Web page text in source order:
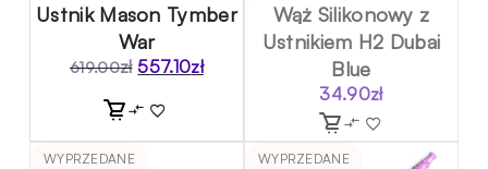
Ustnik Mason Tymber
War
619.00zł Pierwotna
cena
wynosiła:
619.00zł.
557.10zł
Aktualna
cena
wynosi:
557.10zł.
Wąż Silikonowy z
Ustnikiem H2 Dubai
Blue
34.90zł
WYPRZEDANE WYPRZEDANE